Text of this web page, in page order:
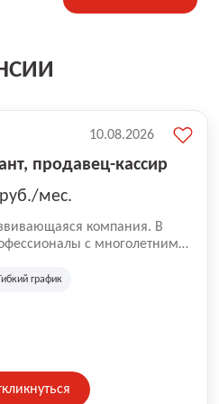
продавец-кассир
мес.
компания. В
с многолетним
опыт позволяют
график
10.08.2026